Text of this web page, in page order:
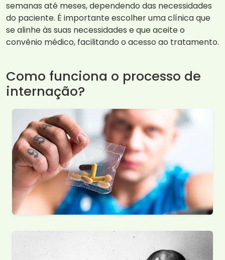
semanas até meses, dependendo das necessidades
do paciente. É importante escolher uma clínica que
se alinhe às suas necessidades e que aceite o
convênio médico, facilitando o acesso ao tratamento.
Como funciona o processo de
internação?